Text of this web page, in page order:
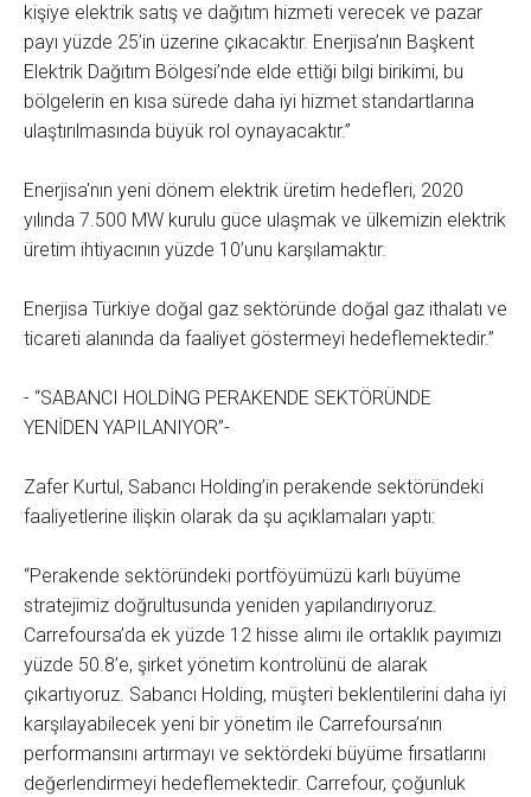
kişiye elektrik satış ve dağıtım hizmeti verecek ve pazar
payı yüzde 25’in üzerine çıkacaktır. Enerjisa’nın Başkent
Elektrik Dağıtım Bölgesi’nde elde ettiği bilgi birikimi, bu
bölgelerin en kısa sürede daha iyi hizmet standartlarına
ulaştırılmasında büyük rol oynayacaktır.”
Enerjisa'nın yeni dönem elektrik üretim hedefleri, 2020
yılında 7.500 MW kurulu güce ulaşmak ve ülkemizin elektrik
üretim ihtiyacının yüzde 10’unu karşılamaktır.
Enerjisa Türkiye doğal gaz sektöründe doğal gaz ithalatı ve
ticareti alanında da faaliyet göstermeyi hedeflemektedir.”
- “SABANCI HOLDİNG PERAKENDE SEKTÖRÜNDE
YENİDEN YAPILANIYOR”-
Zafer Kurtul, Sabancı Holding’in perakende sektöründeki
faaliyetlerine ilişkin olarak da şu açıklamaları yaptı:
“Perakende sektöründeki portföyümüzü karlı büyüme
stratejimiz doğrultusunda yeniden yapılandırıyoruz.
Carrefoursa’da ek yüzde 12 hisse alımı ile ortaklık payımızı
yüzde 50.8’e, şirket yönetim kontrolünü de alarak
çıkartıyoruz. Sabancı Holding, müşteri beklentilerini daha iyi
karşılayabilecek yeni bir yönetim ile Carrefoursa’nın
performansını artırmayı ve sektördeki büyüme fırsatlarını
değerlendirmeyi hedeflemektedir. Carrefour, çoğunluk